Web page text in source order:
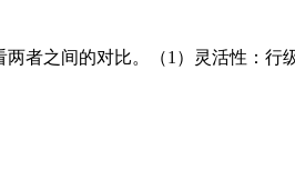
者之间的对比。（1）灵活性：行